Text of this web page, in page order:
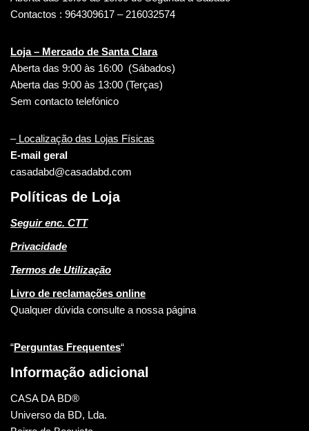
Contactos : 964309617 – 216032574
Loja – Mercado de Santa Clara
Aberta das 9:00 às 16:00 (Sábados)
Aberta das 9:00 às 13:00 (Terças)
Sem contacto telefónico
–Localização das Lojas Físicas
E-mail geral
casadabd@casadabd.com
Políticas de Loja
Seguir enc. CTT
Privacidade
Termos de Utilização
Livro de reclamações online
Qualquer dúvida consulte a nossa página
“Perguntas Frequentes“
Informação adicional
CASA DA BD®
Universo da BD, Lda.